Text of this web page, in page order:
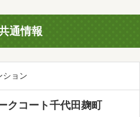
通情報
ション
クコート千代田麹町